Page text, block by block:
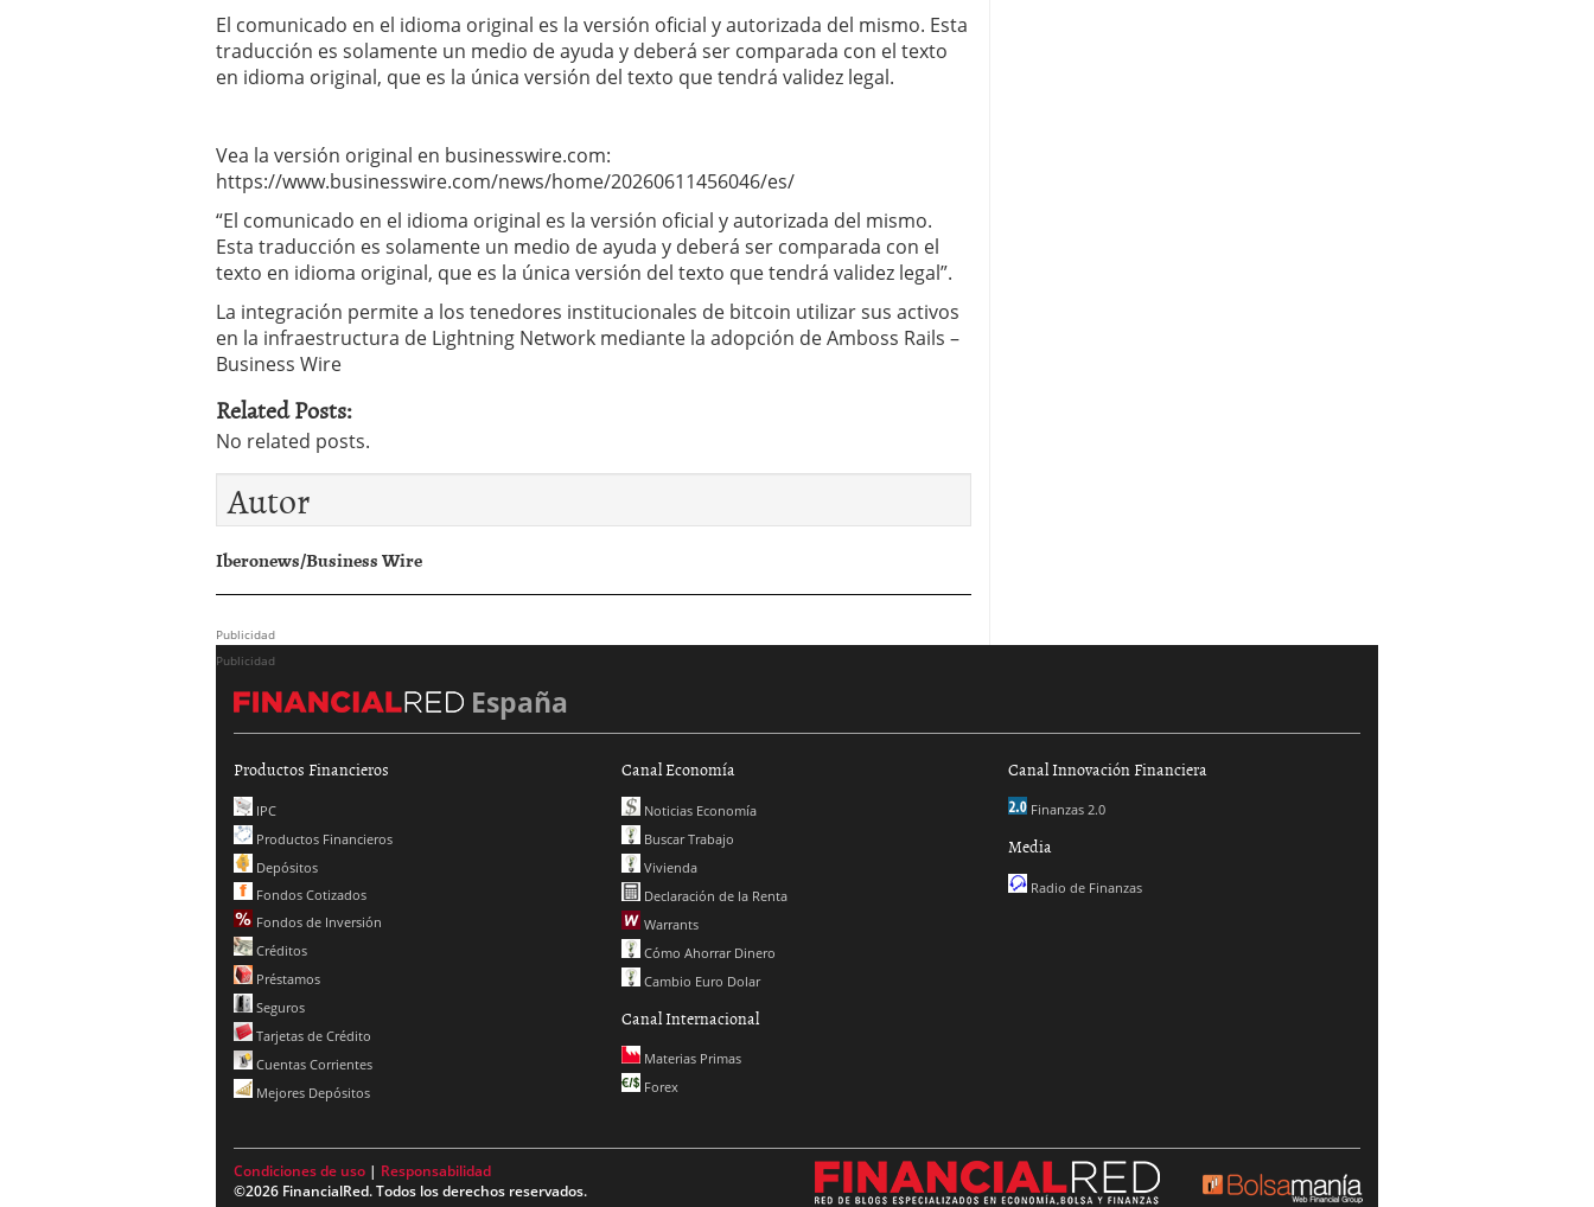
El comunicado en el idioma original es la versión oficial y autorizada del mismo. Esta
traducción es solamente un medio de ayuda y deberá ser comparada con el texto
en idioma original, que es la única versión del texto que tendrá validez legal.
Vea la versión original en businesswire.com:
https://www.businesswire.com/news/home/20260611456046/es/
“El comunicado en el idioma original es la versión oficial y autorizada del mismo.
Esta traducción es solamente un medio de ayuda y deberá ser comparada con el
texto en idioma original, que es la única versión del texto que tendrá validez legal”.
La integración permite a los tenedores institucionales de bitcoin utilizar sus activos
en la infraestructura de Lightning Network mediante la adopción de Amboss Rails –
Business Wire
Related Posts:
No related posts.
Autor
Iberonews/Business Wire
Publicidad
Publicidad
España
Productos Financieros
IPC
Productos Financieros
Depósitos
Fondos Cotizados
Fondos de Inversión
Créditos
Préstamos
Seguros
Tarjetas de Crédito
Cuentas Corrientes
Mejores Depósitos
Canal Economía
Noticias Economía
Buscar Trabajo
Vivienda
Declaración de la Renta
Warrants
Cómo Ahorrar Dinero
Cambio Euro Dolar
Canal Internacional
Materias Primas
Forex
Canal Innovación Financiera
Finanzas 2.0
Media
Radio de Finanzas
Condiciones de uso | Responsabilidad
©2026 FinancialRed. Todos los derechos reservados.